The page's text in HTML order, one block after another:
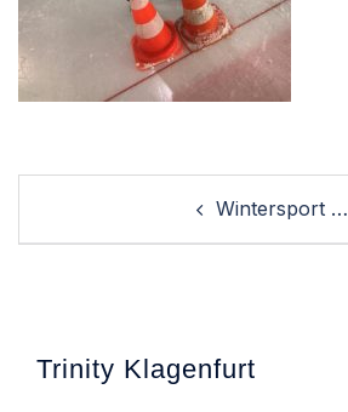
Wintersport …
Trinity Klagenfurt